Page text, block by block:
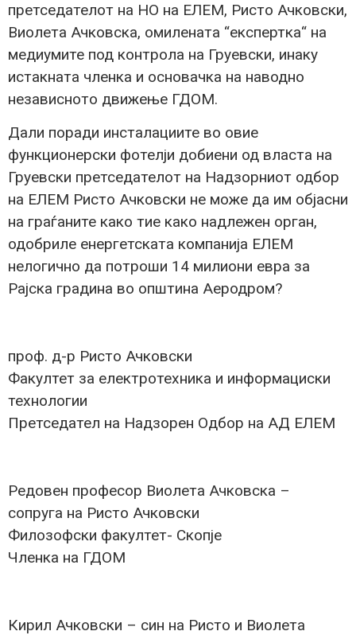
претседателот на НО на ЕЛЕМ, Ристо Ачковски,
Виолета Ачковска, омилената “експертка“ на
медиумите под контрола на Груевски, инаку
истакната членка и основачка на наводно
независното движење ГДОМ.
Дали поради инсталациите во овие
функционерски фотелји добиени од власта на
Груевски претседателот на Надзорниот одбор
на ЕЛЕМ Ристо Ачковски не може да им објасни
на граѓаните како тие како надлежен орган,
одобриле енергетската компанија ЕЛЕМ
нелогично да потроши 14 милиони евра за
Рајска градина во општина Аеродром?
проф. д-р Ристо Ачковски
Факултет за електротехника и информациски
технологии
Претседател на Надзорен Одбор на АД ЕЛЕМ
Редовен професор Виолета Ачковска –
сопруга на Ристо Ачковски
Филозофски факултет- Скопје
Членка на ГДОМ
Кирил Ачковски – син на Ристо и Виолета